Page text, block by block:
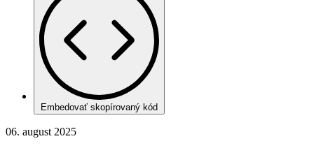
Embedovať skopírovaný kód
06. august 2025